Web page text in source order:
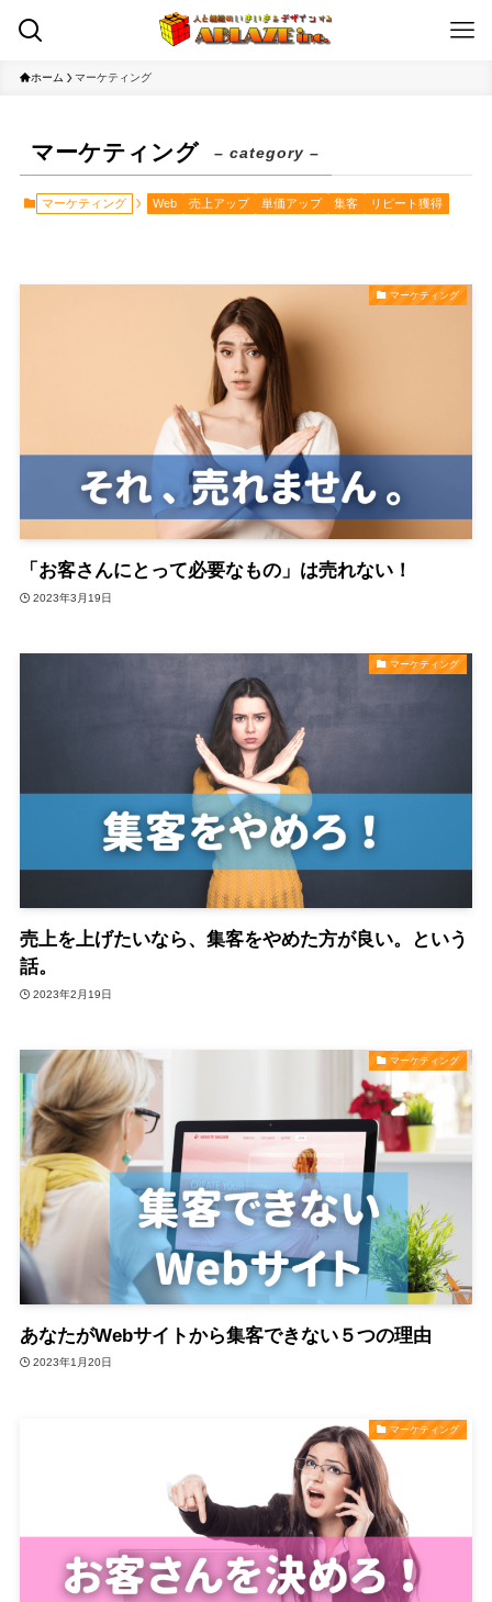
ホーム マーケティング
マーケティング – category –
マーケティング Web 売上アップ 単価アップ 集客 リピート獲得
マーケティング
「お客さんにとって必要なもの」は売れない！
2023年3月19日
マーケティング
売上を上げたいなら、集客をやめた方が良い。という
話。
2023年2月19日
マーケティング
あなたがWebサイトから集客できない５つの理由
2023年1月20日
マーケティング